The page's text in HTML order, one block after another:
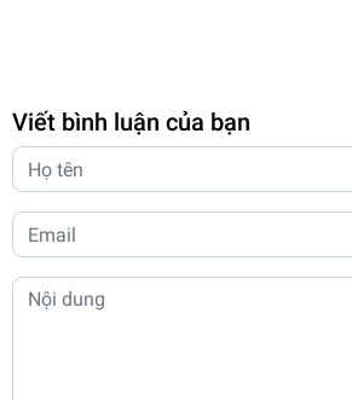
Viết bình luận của bạn